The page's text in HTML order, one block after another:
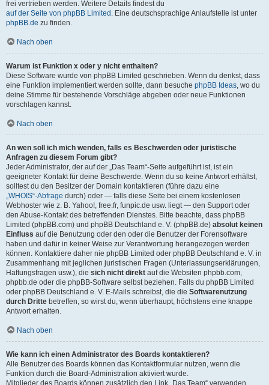
frei vertrieben werden. Weitere Details findest du
auf der Seite von phpBB Limited . Eine deutschsprachige Anlaufstelle ist unter
phpBB.de zu finden.
Nach oben
Warum ist Funktion x oder y nicht enthalten?
Diese Software wurde von phpBB Limited geschrieben. Wenn du denkst, dass
eine Funktion implementiert werden sollte, dann besuche phpBB Ideas, wo du
deine Stimme für bestehende Vorschläge abgeben oder neue Funktionen
vorschlagen kannst.
Nach oben
An wen soll ich mich wenden, falls es Beschwerden oder juristische
Anfragen zu diesem Forum gibt?
Jeder Administrator, der auf der „Das Team“-Seite aufgeführt ist, ist ein
geeigneter Kontakt für deine Beschwerde. Wenn du so keine Antwort erhältst,
solltest du den Besitzer der Domain kontaktieren (führe dazu eine
„WHOIS“-Abfrage durch) oder — falls diese Seite bei einem kostenlosen
Webhoster wie z. B. Yahoo!, free.fr, funpic.de usw. liegt — den Support oder
den Abuse-Kontakt des betreffenden Dienstes. Bitte beachte, dass phpBB
Limited (phpBB.com) und phpBB Deutschland e. V. (phpBB.de) absolut keinen
Einfluss auf die Benutzung oder den oder die Benutzer der Forensoftware
haben und dafür in keiner Weise zur Verantwortung herangezogen werden
können. Kontaktiere daher nie phpBB Limited oder phpBB Deutschland e. V. in
Zusammenhang mit jeglichen juristischen Fragen (Unterlassungserklärungen,
Haftungsfragen usw.), die sich nicht direkt auf die Websiten phpbb.com,
phpbb.de oder die phpBB-Software selbst beziehen. Falls du phpBB Limited
oder phpBB Deutschland e. V. E-Mails schreibst, die die Softwarenutzung
durch Dritte betreffen, so wirst du, wenn überhaupt, höchstens eine knappe
Antwort erhalten.
Nach oben
Wie kann ich einen Administrator des Boards kontaktieren?
Alle Benutzer des Boards können das Kontaktformular nutzen, wenn die
Funktion durch die Board-Administration aktiviert wurde.
Mitglieder des Boards können zusätzlich den Link „Das Team“ verwenden.